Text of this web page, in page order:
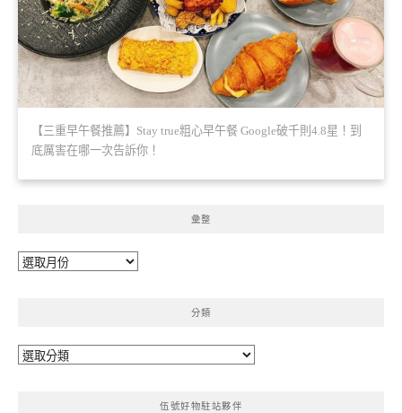
【三重早午餐推薦】Stay true粗心早午餐 Google破千則4.8星！到
底厲害在哪一次告訴你！
彙整
彙
分類
分
伍號好物駐站夥伴